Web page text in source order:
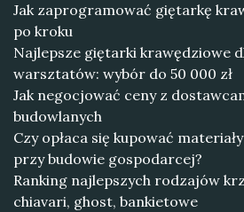
Jak zaprogramować giętarkę
po kroku
Najlepsze giętarki krawędziowe
warsztatów: wybór do 50 000 zł
Jak negocjować ceny z
budowlanych
Czy opłaca się kupować
przy budowie gospodarcej?
Ranking najlepszych rodzajów
chiavari, ghost, bankietowe